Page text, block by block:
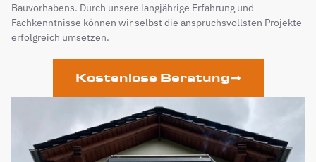
Bauvorhabens. Durch unsere langjährige Erfahrung und
Fachkenntnisse können wir selbst die anspruchsvollsten Projekte
erfolgreich umsetzen.
Kostenlose Beratung